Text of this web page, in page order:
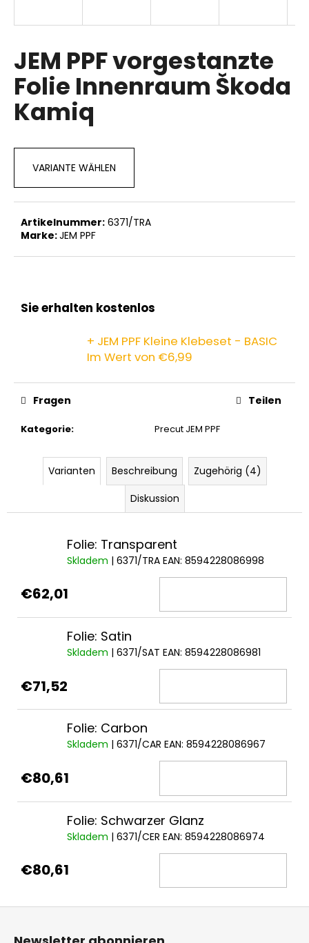
JEM PPF vorgestanzte
Folie Innenraum Škoda
Kamiq
VARIANTE WÄHLEN
Artikelnummer: 6371/TRA
Marke:JEM PPF
Sie erhalten kostenlos
+ JEM PPF Kleine Klebeset - BASIC
Im Wert von €6,99
Kategorie: Precut JEM PPF
Fragen Teilen
Varianten Beschreibung
Zugehörig (4)
Diskussion
Folie: Transparent
Skladem | 6371/TRA EAN: 8594228086998
€62,01
Folie: Satin
Skladem | 6371/SAT EAN: 8594228086981
€71,52
Folie: Carbon
Skladem | 6371/CAR EAN: 8594228086967
€80,61
Folie: Schwarzer Glanz
Skladem | 6371/CER EAN: 8594228086974
€80,61
W
r
p
f
e
h